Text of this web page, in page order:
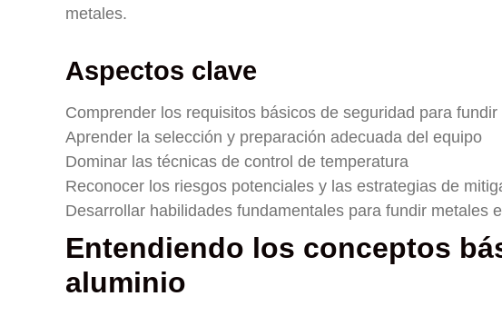
metales.
Aspectos clave
Comprender los requisitos básicos de seguridad para fundir
Aprender la selección y preparación adecuada del equipo
Dominar las técnicas de control de temperatura
Reconocer los riesgos potenciales y las estrategias de
Desarrollar habilidades fundamentales para fundir metales
Entendiendo los conceptos
aluminio